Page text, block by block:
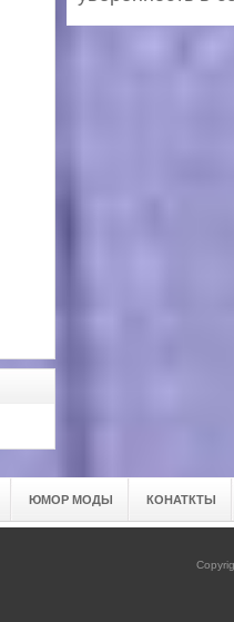
ЮМОР МОДЫ КОНАТКТЫ